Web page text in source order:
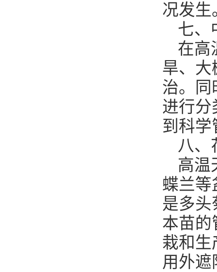
况发生
七、
在高
旱、大
治。同
进行分
到科学
八、
高温
蝶兰等
是多头
本苗的
栽和生
用外